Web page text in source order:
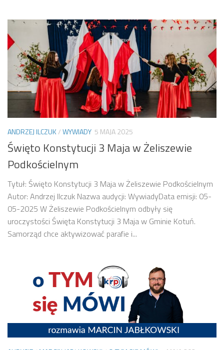
ANDRZEJ ILCZUK/WYWIADY 5 MAJA 2025
Święto Konstytucji 3 Maja w Żeliszewie
Podkościelnym
Tytuł: Święto Konstytucji 3 Maja w Żeliszewie Podkościelnym
Autor: Andrzej Ilczuk Nazwa audycji: WywiadyData emisji: 05-
05-2025 W Żeliszewie Podkościelnym odbyły się
uroczystości Święta Konstytucji 3 Maja w Gminie Kotuń.
Samorząd chce aktywizować parafie i...